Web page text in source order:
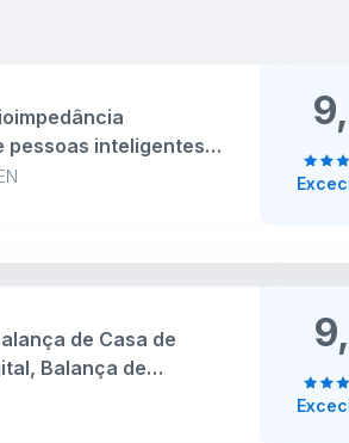
pessoas inteligentes
em vidro
- para massa
BMI Bluetooth
de Casa de
Balança de
e Muscular